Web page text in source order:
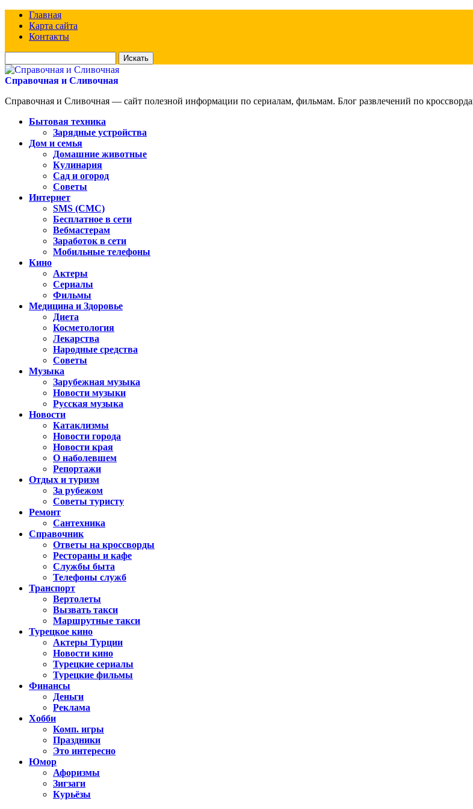
Главная
Карта сайта
Контакты
для:
Справочная и Сливочная
Справочная и Сливочная — сайт полезной информации по сериалам, фильмам. Блог развлечений по
Бытовая техника
Зарядные устройства
Дом и семья
Домашние животные
Кулинария
Сад и огород
Советы
Интернет
SMS (СМС)
Бесплатное в сети
Вебмастерам
Заработок в сети
Мобильные телефоны
Кино
Актеры
Сериалы
Фильмы
Медицина и Здоровье
Диета
Косметология
Лекарства
Народные средства
Советы
Музыка
Зарубежная музыка
Новости музыки
Русская музыка
Новости
Катаклизмы
Новости города
Новости края
О наболевшем
Репортажи
Отдых и туризм
За рубежом
Советы туристу
Ремонт
Сантехника
Справочник
Ответы на кроссворды
Рестораны и кафе
Службы быта
Телефоны служб
Транспорт
Вертолеты
Вызвать такси
Маршрутные такси
Турецкое кино
Актеры Турции
Новости кино
Турецкие сериалы
Турецкие фильмы
Финансы
Деньги
Реклама
Хобби
Комп. игры
Праздники
Это интересно
Юмор
Афоризмы
Зигзаги
Курьёзы